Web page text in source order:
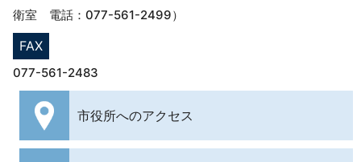
衛室 電話：077-561-2499）
FAX
077-561-2483
市役所へのアクセス